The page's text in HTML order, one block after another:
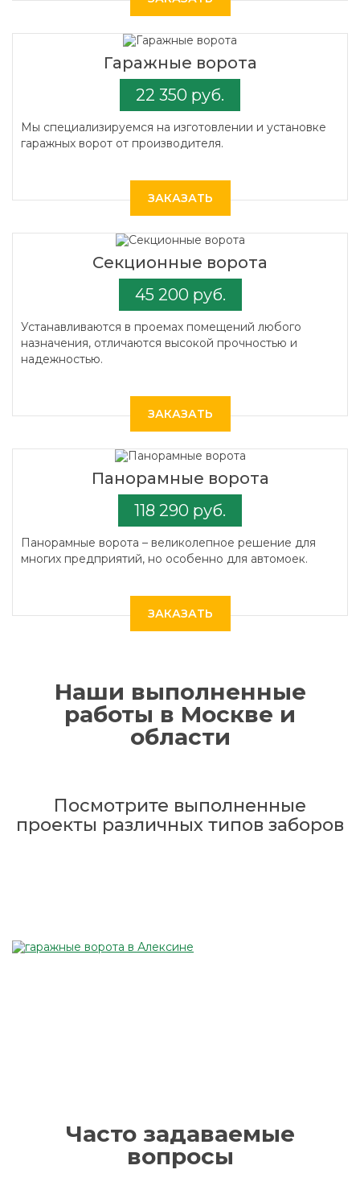
Гаражные ворота
22 350 руб.
Мы специализируемся на изготовлении и установке
гаражных ворот от производителя.
ЗАКАЗАТЬ
Секционные ворота
45 200 руб.
Устанавливаются в проемах помещений любого
назначения, отличаются высокой прочностью и
надежностью.
ЗАКАЗАТЬ
Панорамные ворота
118 290 руб.
Панорамные ворота – великолепное решение для
многих предприятий, но особенно для автомоек.
ЗАКАЗАТЬ
Наши выполненные
работы в Москве и
области
Посмотрите выполненные
проекты различных типов заборов
Часто задаваемые
вопросы